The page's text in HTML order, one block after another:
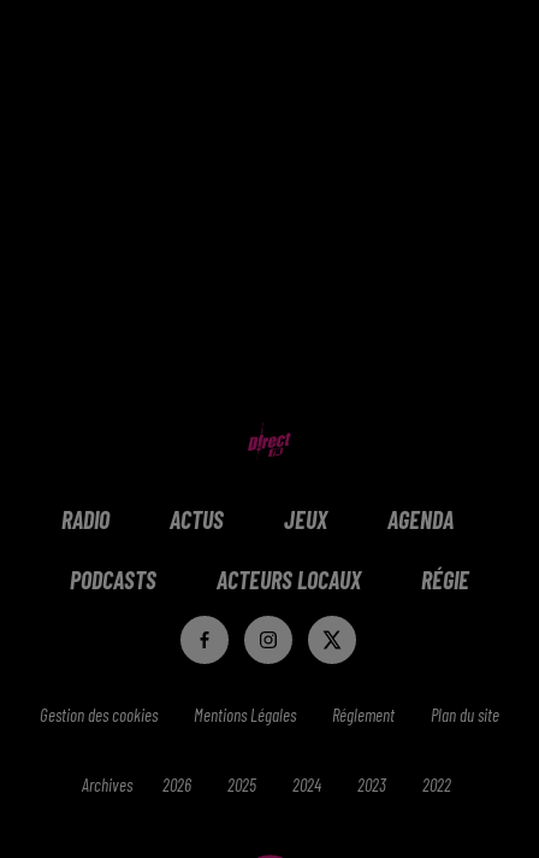
RADIO ACTUS JEUX AGENDA
PODCASTS ACTEURS LOCAUX RÉGIE
Gestion des cookies Mentions Légales Réglement Plan du site
Archives 2026 2025 2024 2023 2022